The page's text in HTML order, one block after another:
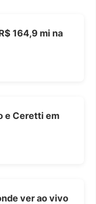
164,9 mi na
e Ceretti em
ver ao vivo